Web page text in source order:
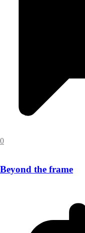
0
Beyond the frame